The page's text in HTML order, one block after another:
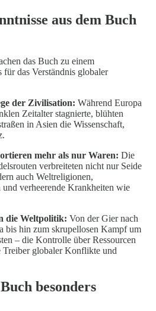
aus dem Buch
das Buch zu einem
das Verständnis globaler
der Zivilisation: Während Europa
Zeitalter stagnierte, blühten
in Asien die Wissenschaft,
mehr als nur Waren: Die
verbreiteten nicht nur Seide
auch Weltreligionen,
verheerende Krankheiten wie
die Weltpolitik: Von der Gier nach
bis hin zum skrupellosen Kampf um
– die Kontrolle über Ressourcen
Treiber globaler Konflikte und
besonders